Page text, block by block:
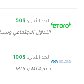
الحد الأدنى: $50
الحد الأدنى: $100
دعم MT4 و MT5